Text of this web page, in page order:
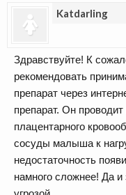
Katdarling
Здравствуйте! К
рекомендовать
препарат через
препарат. Он
плацентарного
сосуды малыша к
недостаточность
намного сложнее! Да